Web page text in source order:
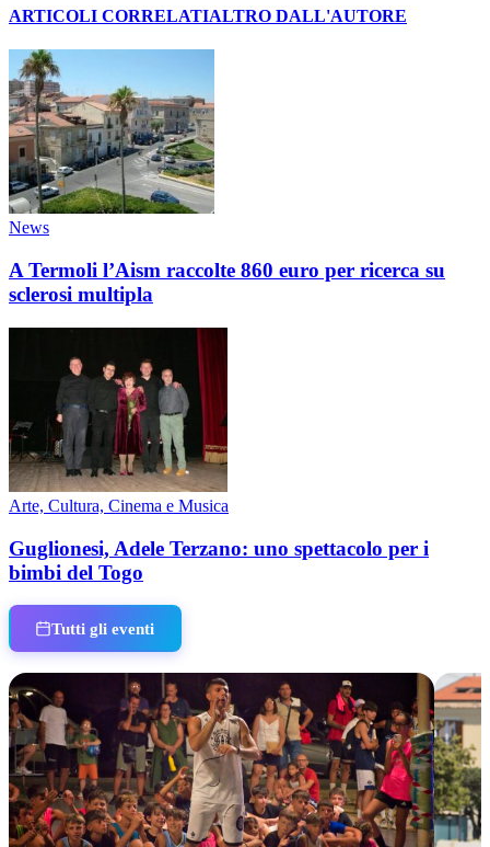
ARTICOLI CORRELATIALTRO DALL'AUTORE
News
A Termoli l’Aism raccolte 860 euro per ricerca su
sclerosi multipla
Arte, Cultura, Cinema e Musica
Guglionesi, Adele Terzano: uno spettacolo per i
bimbi del Togo
Tutti gli eventi